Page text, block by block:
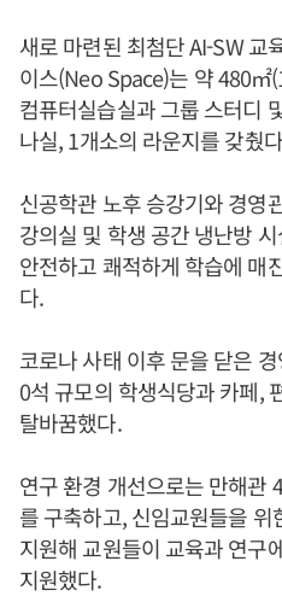
새로 마련된 최첨단 AI-SW 교
이스(Neo Space)는 약 480㎡
컴퓨터실습실과 그룹 스터디
나실, 1개소의 라운지를 갖췄
신공학관 노후 승강기와 경영
강의실 및 학생 공간 냉난방
안전하고 쾌적하게 학습에 매
다.
코로나 사태 이후 문을 닫은
0석 규모의 학생식당과 카페,
탈바꿈했다.
연구 환경 개선으로는 만해관
를 구축하고, 신임교원들을
지원해 교원들이 교육과 연구
지원했다.